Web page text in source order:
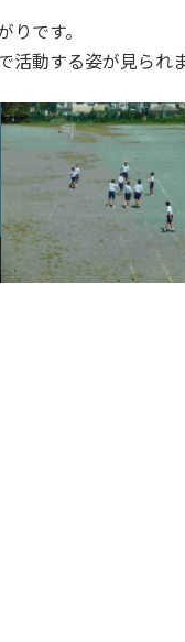
です。
動する姿が見られ